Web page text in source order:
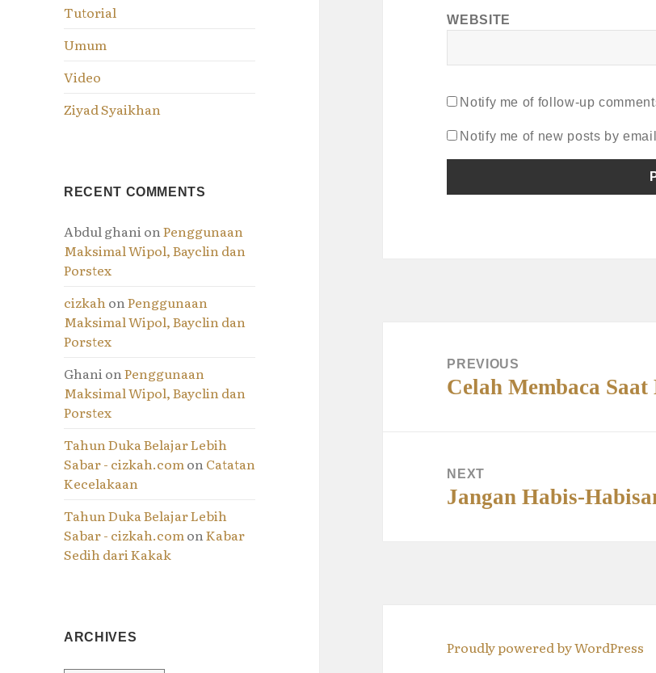
Tutorial
Umum
Video
Ziyad Syaikhan
RECENT COMMENTS
Abdul ghanionPenggunaan
Maksimal Wipol, Bayclin dan
Porstex
cizkahonPenggunaan
Maksimal Wipol, Bayclin dan
Porstex
GhanionPenggunaan
Maksimal Wipol, Bayclin dan
Porstex
Tahun Duka Belajar Lebih
Sabar - cizkah.comonCatatan
Kecelakaan
Tahun Duka Belajar Lebih
Sabar - cizkah.comonKabar
Sedih dari Kakak
ARCHIVES
WEBSITE
Notify me of follow-up
Notify me of new posts by
navigationPREVIOUS
Previous
Celah Membaca
NEXT
Next
Jangan Habis-
Proudly powered by WordPress